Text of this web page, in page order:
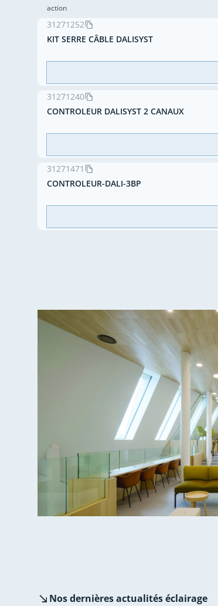
action
31271252
KIT SERRE CÂBLE DALISYST
31271240
CONTROLEUR DALISYST 2 CANAUX
31271471
CONTROLEUR-DALI-3BP
Nos dernièresactualités éclairage